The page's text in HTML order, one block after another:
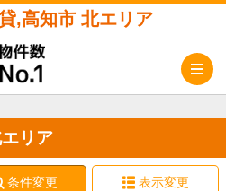
,高知市 北エリア
リア
条件変更 表示変更